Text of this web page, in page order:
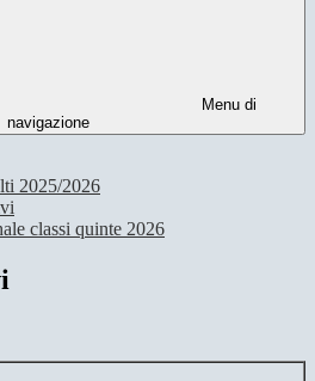
Menu di
navigazione
2025/2026
classi quinte 2026